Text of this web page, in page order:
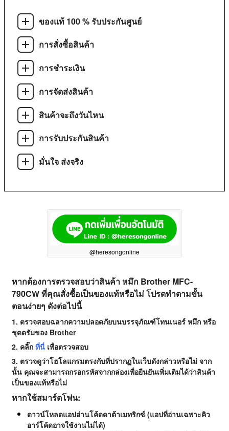
ของแท้ 100 % รับประกันศูนย์
การสั่งซื้อสินค้า
การชำระเงิน
การจัดส่งสินค้า
สินค้าจะถึงวันไหน
การรับประกันสินค้า
มั่นใจ ส่งจริง
@heresongonline
หากต้องการตรวจสอบว่าสินค้า หมึก Brother MFC-
790CW ที่คุณสั่งซื้อเป็นของแท้หรือไม่ โปรดทำตามขั้น
ตอนง่ายๆ ดังต่อไปนี้
1. ตรวจสอบฉลากความปลอดภัยบนบรรจุภัณฑ์โทนเนอร์ หมึก หรือ
ชุดดรัมของ Brother
2. คลิ๊ก ที่นี่เพื่อตรวจสอบ
3. ตรวจดูว่าโฮโลแกรมตรงกับที่ปรากฏในเว็บดังกล่าวหรือไม่ จาก
นั้น คุณจะสามารถกรอกรหัสจากกล่องเพื่อยืนยันเพิ่มเติมได้ว่าสินค้า
เป็นของแท้หรือไม่
หากใช้สมาร์ตโฟน:
ดาวน์โหลดแอปอ่านโค้ดดาต้าเมทริกซ์ (แอปที่อ่านเฉพาะคิว
อาร์โค้ดอาจใช้งานไม่ได้)